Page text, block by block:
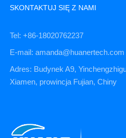
SKONTAKTUJ SIĘ Z NAMI
Tel: +86-18020762237
E-mail: amanda@huanertech.com
Adres: Budynek A9,
Xiamen, prowincja Fujian, Chiny